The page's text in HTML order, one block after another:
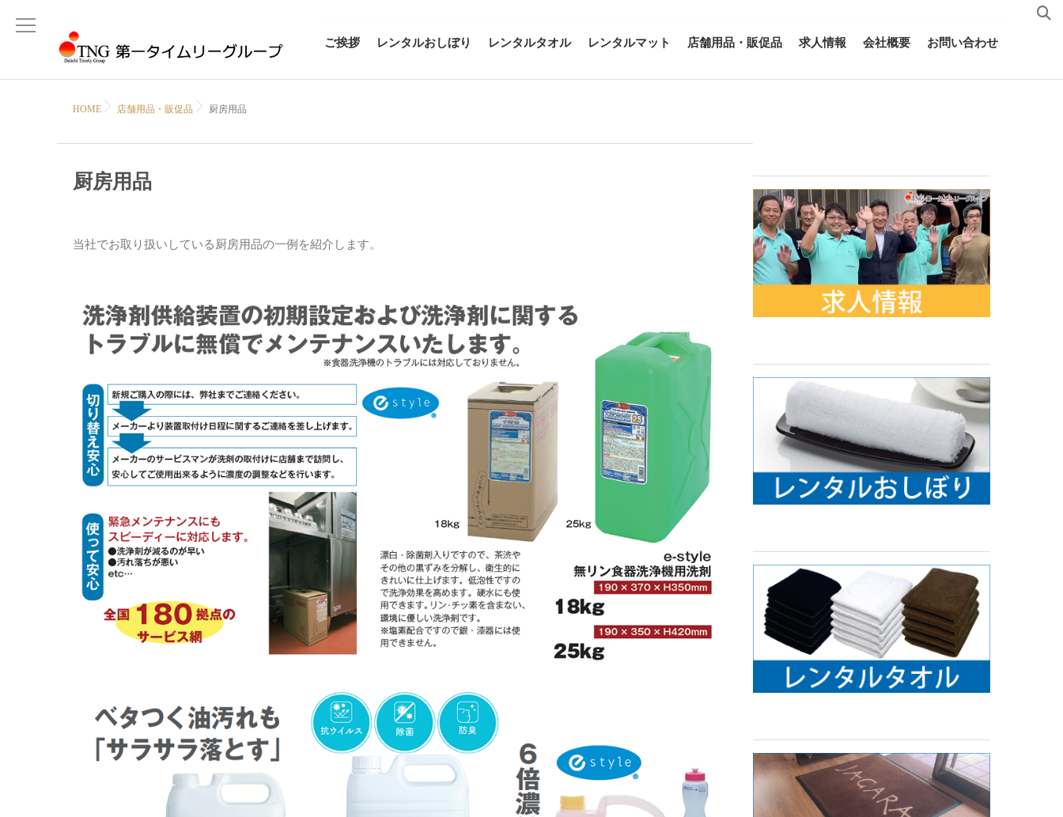
ご挨拶 レンタルおしぼり レンタルタオル レンタルマット 店舗用品・販促品 求人情報 会社概要 お問い合わせ
HOME 店舗用品・販促品 厨房用品
厨房用品
当社でお取り扱いしている厨房用品の一例を紹介します。